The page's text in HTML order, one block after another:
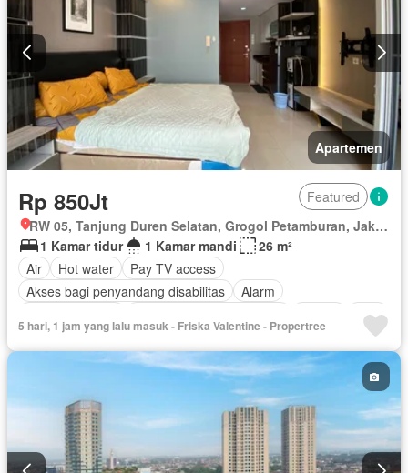
Apartemen
Rp 850Jt
Featured
RW 05, Tanjung Duren Selatan, Grogol Petamburan, Jakarta Barat, Daerah Khusus Ibukota Jakarta
1 Kamar tidur
1 Kamar mandi
26 m²
Air
Hot water
Pay TV access
Akses bagi penyandang disabilitas
Alarm
Cctv
Dapur lengkap
Dapur terpadu Gym
Interkom
Ruang kantor Keamanan
Keamanan 24 jam
Lapangan tenis Angkat
Listrik
Secure parking
Sauna
Taman
Telephone
Garasi Teras Halaman
Wifi
Berperabot lengkap
5 hari, 1 jam yang lalu masuk - Friska Valentine - Propertree